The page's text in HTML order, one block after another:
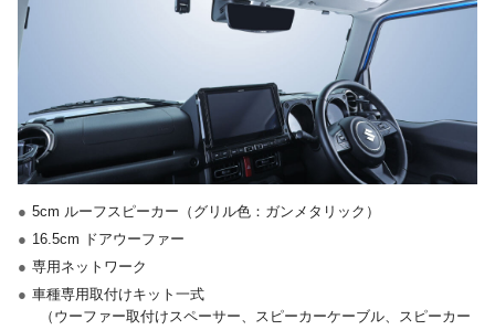
● 5cm ルーフスピーカー（グリル色：ガンメタリック）
● 16.5cm ドアウーファー
● 専用ネットワーク
● 車種専用取付けキット一式
（ウーファー取付けスペーサー、スピーカーケーブル、スピーカー